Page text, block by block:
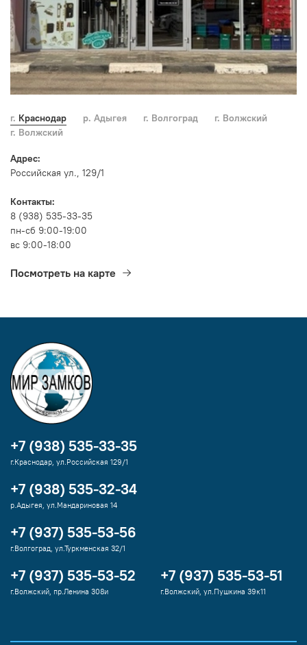
г. Краснодар р. Адыгея г. Волгоград
г. Волжский
г. Волжский
Адрес:
Российская ул., 129/1
Контакты:
8 (938) 535-33-35
пн-сб 9:00-19:00
вс 9:00-18:00
Посмотреть на карте
+7 (938) 535-33-35
г.Краснодар, ул.Российская 129/1
+7 (938) 535-32-34
р.Адыгея, ул.Мандариновая 14
+7 (937) 535-53-56
г.Волгоград, ул.Туркменская 32/1
+7 (937) 535-53-52
г.Волжский, пр.Ленина 308и
+7 (937) 535-53-51
г.Волжский, ул.Пушкина 39к11